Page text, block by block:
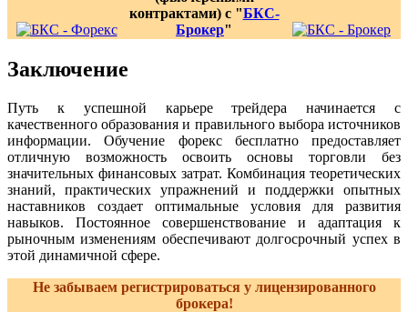
контрактами) с "БКС-
Брокер"
Заключение
Путь к успешной карьере трейдера начинается с
качественного образования и правильного выбора источников
информации. Обучение форекс бесплатно предоставляет
отличную возможность освоить основы торговли без
значительных финансовых затрат. Комбинация теоретических
знаний, практических упражнений и поддержки опытных
наставников создает оптимальные условия для развития
навыков. Постоянное совершенствование и адаптация к
рыночным изменениям обеспечивают долгосрочный успех в
этой динамичной сфере.
Не забываем регистрироваться у лицензированного
брокера!